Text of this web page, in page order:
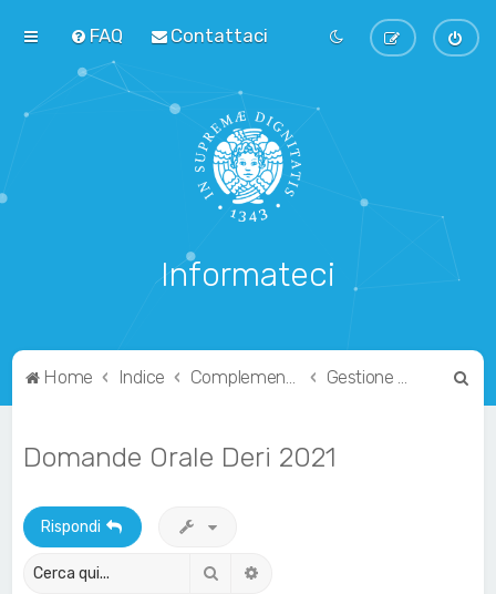
FAQ Contattaci
Informateci
Home Indice Complementari Gestione di Reti
Domande Orale Deri 2021
Rispondi
Cerca